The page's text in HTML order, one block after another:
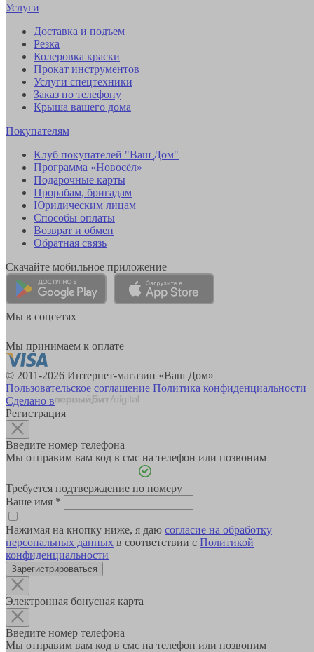
Услуги
Доставка и подъем
Резка
Колеровка краски
Прокат инструментов
Услуги спецтехники
Заказ по телефону
Крыша вашего дома
Покупателям
Клуб покупателей "Ваш Дом"
Программа «Новосёл»
Подарочные карты
Прорабам, бригадам
Юридическим лицам
Способы оплаты
Возврат и обмен
Обратная связь
Скачайте мобильное приложение
Мы в соцсетях
Мы принимаем к оплате
© 2011-2026 Интернет-магазин «Ваш Дом»
Пользовательское соглашение Политика конфиденциальности
Сделано в
Регистрация
Введите номер телефона
Мы отправим вам код в смс на телефон или позвоним
Требуется подтверждение по номеру
Ваше имя *
Нажимая на кнопку ниже, я даю согласие на обработку
персональных данных в соответствии с Политикой
конфиденциальности
Зарегистрироваться
Электронная бонусная карта
Введите номер телефона
Мы отправим вам код в смс на телефон или позвоним